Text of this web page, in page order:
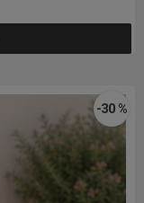
-30 %